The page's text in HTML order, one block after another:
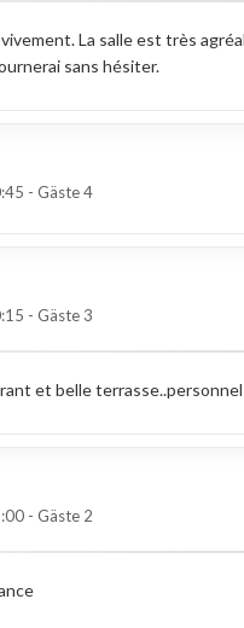
vivement. La salle est très
sans hésiter.
- Gäste 4
- Gäste 3
et belle
- Gäste 2